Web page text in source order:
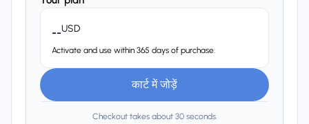
--USD
Activate and use within 365 days of purchase.
कार्ट में जोड़ें
Checkout takes about 30 seconds.